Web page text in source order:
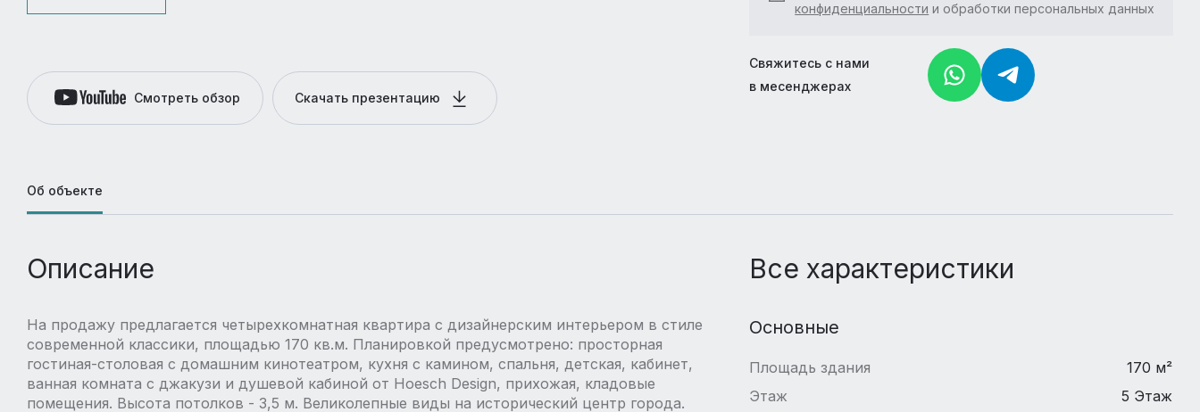
Смотреть обзор Скачать презентацию
конфиденциальности и обработки персональных данных
Свяжитесь с нами
в месенджерах
Об объекте
Описание
На продажу предлагается четырехкомнатная квартира с дизайнерским интерьером в стиле
современной классики, площадью 170 кв.м. Планировкой предусмотрено: просторная
гостиная-столовая с домашним кинотеатром, кухня с камином, спальня, детская, кабинет,
ванная комната с джакузи и душевой кабиной от Hoesch Design, прихожая, кладовые
помещения. Высота потолков - 3,5 м. Великолепные виды на исторический центр города.
Все характеристики
Основные
Площадь здания
170 м²
Этаж
5 Этаж